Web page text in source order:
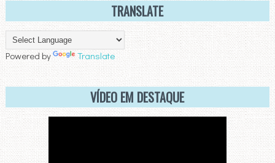
TRANSLATE
Powered by Translate
VÍDEO EM DESTAQUE